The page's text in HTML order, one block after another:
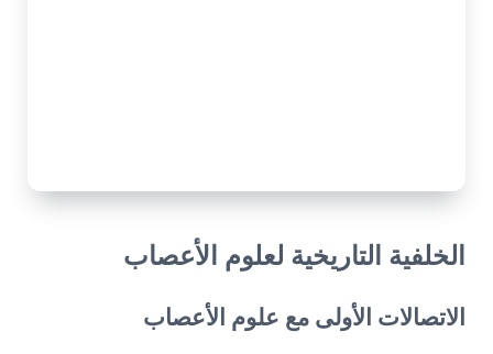
الخلفية التاريخية لعلوم الأعصاب
الاتصالات الأولى مع علوم الأعصاب